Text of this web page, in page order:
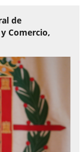
de
Comercio,